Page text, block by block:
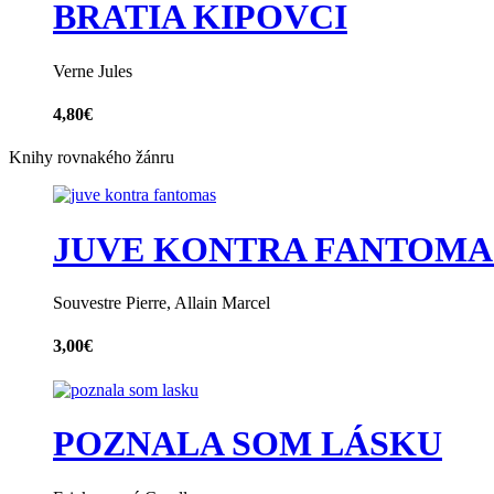
BRATIA KIPOVCI
Verne Jules
4,80€
Knihy rovnakého žánru
JUVE KONTRA
Souvestre Pierre, Allain Marcel
3,00€
POZNALA SOM LÁSKU